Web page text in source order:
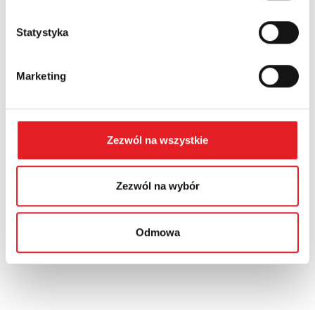
Statystyka
Marketing
Zezwól na wszystkie
Zezwól na wybór
Odmowa
I consent to the processing of my personal data by